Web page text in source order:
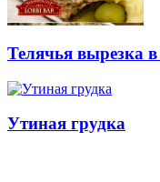
Телячья вырезка в
Утиная грудка